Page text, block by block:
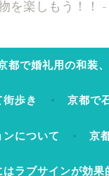
を楽しもう！！
都で婚礼用の和装
歩き 京都で
について 京
ラブサインが効果